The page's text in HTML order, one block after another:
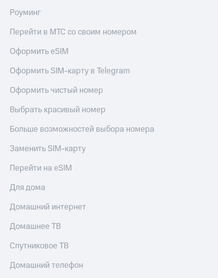
Роуминг
Перейти в МТС со своим номером
Оформить eSIM
Оформить SIM-карту в Telegram
Оформить чистый номер
Выбрать красивый номер
Больше возможностей выбора номера
Заменить SIM-карту
Перейти на eSIM
Для дома
Домашний интернет
Домашнее ТВ
Спутниковое ТВ
Домашний телефон